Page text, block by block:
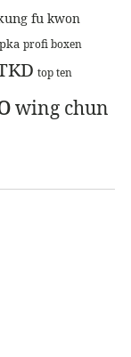
fu kwon
pka profi boxen
top ten
wing chun